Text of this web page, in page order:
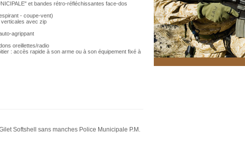
et bandes rétro-réfléchissantes face-dos
- coupe-vent)
avec zip
agrippant
oreillettes/radio
: accès rapide à son arme ou à son équipement fixé à
Softshell sans manches Police Municipale P.M.